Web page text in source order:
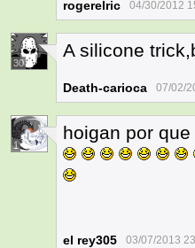
rogerelric 04/30/2012
30
A silicone
Death-carioca 07/02/
1
hoigan por
el rey305 03/07/2013